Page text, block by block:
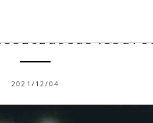
2021/12/04